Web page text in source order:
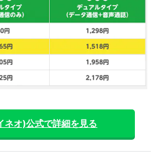
ネオ)公式で詳細を見る